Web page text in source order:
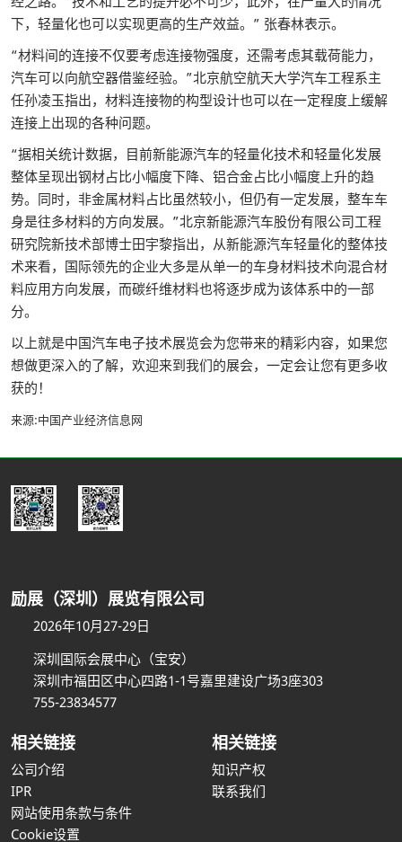
下，轻量化也可以实现更高的生产效益。” 张春林表示。
“材料间的连接不仅要考虑连接物强度，还需考虑其载荷能力，
汽车可以向航空器借鉴经验。”北京航空航天大学汽车工程系主
任孙凌玉指出，材料连接物的构型设计也可以在一定程度上缓解
连接上出现的各种问题。
“据相关统计数据，目前新能源汽车的轻量化技术和轻量化发展
整体呈现出钢材占比小幅度下降、铝合金占比小幅度上升的趋
势。同时，非金属材料占比虽然较小，但仍有一定发展，整车车
身是往多材料的方向发展。”北京新能源汽车股份有限公司工程
研究院新技术部博士田宇黎指出，从新能源汽车轻量化的整体技
术来看，国际领先的企业大多是从单一的车身材料技术向混合材
料应用方向发展，而碳纤维材料也将逐步成为该体系中的一部
分。
以上就是中国汽车电子技术展览会为您带来的精彩内容，如果您
想做更深入的了解，欢迎来到我们的展会，一定会让您有更多收
获的！
来源:中国产业经济信息网
励展（深圳）展览有限公司
2026年10月27-29日
深圳国际会展中心（宝安）
深圳市福田区中心四路1-1号嘉里建设广场3座303
755-23834577
相关链接
公司介绍
IPR
网站使用条款与条件
Cookie设置
相关链接
知识产权
联系我们